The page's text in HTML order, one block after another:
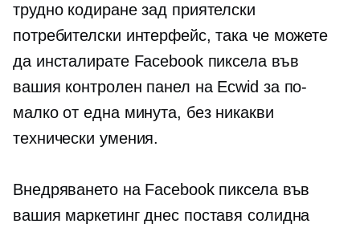
трудно кодиране зад приятелски
потребителски интерфейс, така че можете
да инсталирате Facebook пиксела във
вашия контролен панел на Ecwid за по-
малко от една минута, без никакви
технически умения.
Внедряването на Facebook пиксела във
вашия маркетинг днес поставя солидна